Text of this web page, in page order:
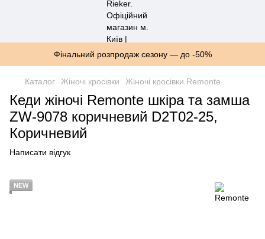
Фінальний розпродаж сезону — до -50%
Каталог Жіночі кросівки Жіночі кросівки Remonte
Кеди жіночі Remonte шкіра та замша
ZW-9078 коричневий D2T02-25,
Коричневий
Написати відгук
NEW